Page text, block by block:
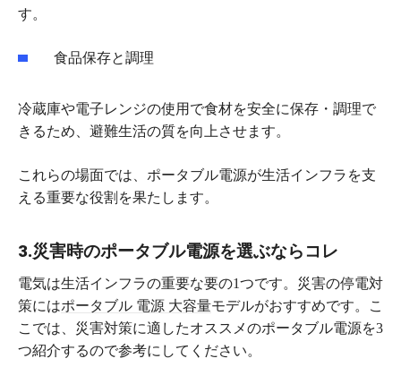
す。
食品保存と調理
冷蔵庫や電子レンジの使用で食材を安全に保存・調理で
きるため、避難生活の質を向上させます。
これらの場面では、ポータブル電源が生活インフラを支
える重要な役割を果たします。
3.災害時のポータブル電源を選ぶならコレ
電気は生活インフラの重要な要の1つです。災害の停電対
策にはポータブル 電源 大容量モデルがおすすめです。こ
こでは、災害対策に適したオススメのポータブル電源を3
つ紹介するので参考にしてください。